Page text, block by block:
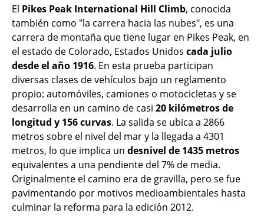
El Pikes Peak International Hill Climb, conocida
también como "la carrera hacia las nubes", es una
carrera de montaña que tiene lugar en Pikes Peak, en
el estado de Colorado, Estados Unidos cada julio
desde el año 1916. En esta prueba participan
diversas clases de vehículos bajo un reglamento
propio: automóviles, camiones o motocicletas y se
desarrolla en un camino de casi 20 kilómetros de
longitud y 156 curvas. La salida se ubica a 2866
metros sobre el nivel del mar y la llegada a 4301
metros, lo que implica un desnivel de 1435 metros
equivalentes a una pendiente del 7% de media.
Originalmente el camino era de gravilla, pero se fue
pavimentando por motivos medioambientales hasta
culminar la reforma para la edición 2012.